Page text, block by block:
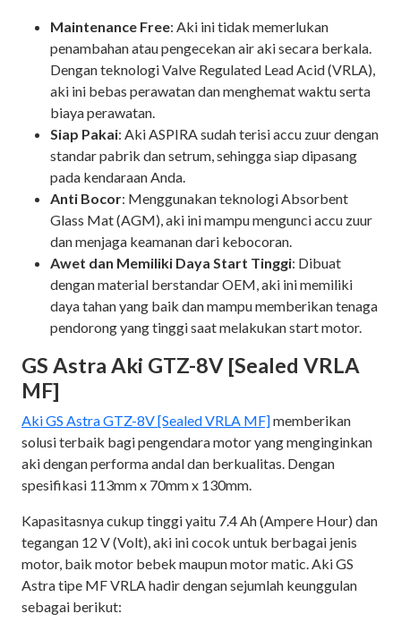
Maintenance Free: Aki ini tidak memerlukan
penambahan atau pengecekan air aki secara berkala.
Dengan teknologi Valve Regulated Lead Acid (VRLA),
aki ini bebas perawatan dan menghemat waktu serta
biaya perawatan.
Siap Pakai: Aki ASPIRA sudah terisi accu zuur dengan
standar pabrik dan setrum, sehingga siap dipasang
pada kendaraan Anda.
Anti Bocor: Menggunakan teknologi Absorbent
Glass Mat (AGM), aki ini mampu mengunci accu zuur
dan menjaga keamanan dari kebocoran.
Awet dan Memiliki Daya Start Tinggi: Dibuat
dengan material berstandar OEM, aki ini memiliki
daya tahan yang baik dan mampu memberikan tenaga
pendorong yang tinggi saat melakukan start motor.
GS Astra Aki GTZ-8V [Sealed VRLA
MF]
Aki GS Astra GTZ-8V [Sealed VRLA MF]memberikan
solusi terbaik bagi pengendara motor yang menginginkan
aki dengan performa andal dan berkualitas. Dengan
spesifikasi 113mm x 70mm x 130mm.
Kapasitasnya cukup tinggi yaitu 7.4 Ah (Ampere Hour) dan
tegangan 12 V (Volt), aki ini cocok untuk berbagai jenis
motor, baik motor bebek maupun motor matic. Aki GS
Astra tipe MF VRLA hadir dengan sejumlah keunggulan
sebagai berikut: